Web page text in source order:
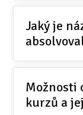
Jaký je
Možnosti
kurzů a